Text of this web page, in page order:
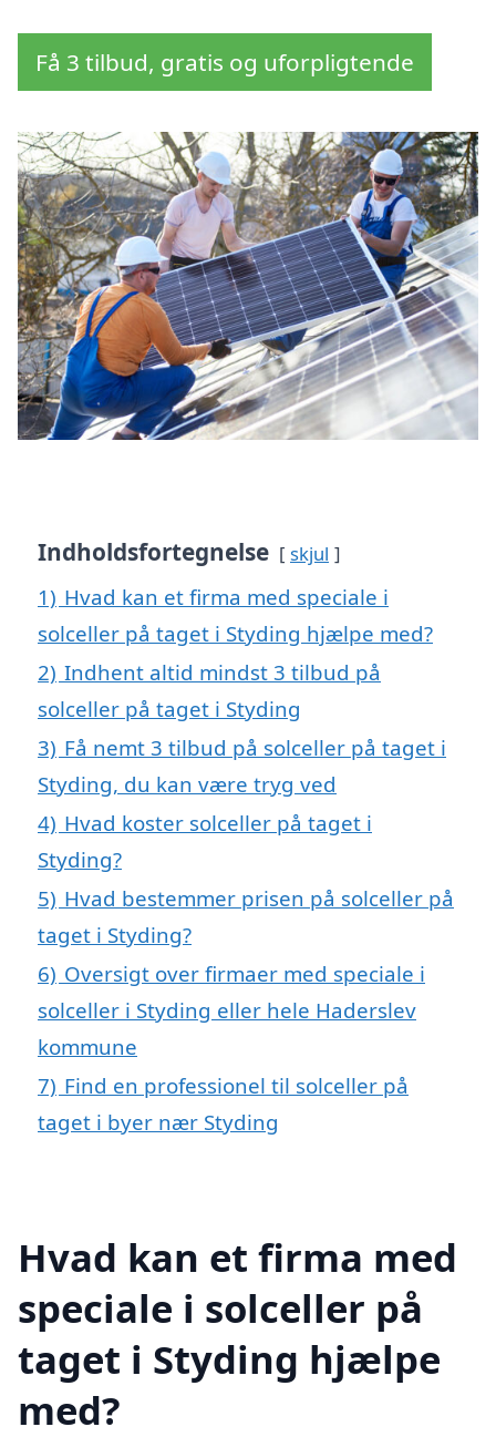
Få 3 tilbud, gratis og uforpligtende
Indholdsfortegnelse skjul
1) Hvad kan et firma med speciale i
solceller på taget i Styding hjælpe med?
2) Indhent altid mindst 3 tilbud på
solceller på taget i Styding
3) Få nemt 3 tilbud på solceller på taget i
Styding, du kan være tryg ved
4) Hvad koster solceller på taget i
Styding?
5) Hvad bestemmer prisen på solceller på
taget i Styding?
6) Oversigt over firmaer med speciale i
solceller i Styding eller hele Haderslev
kommune
7) Find en professionel til solceller på
taget i byer nær Styding
Hvad kan et firma med
speciale i solceller på
taget i Styding hjælpe
med?